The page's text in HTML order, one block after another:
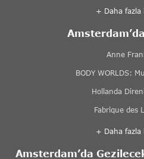
+ Daha fazla
Anne
BODY WORLDS:
Hollanda
Fabrique des
+ Daha fazla
Amsterdam’da